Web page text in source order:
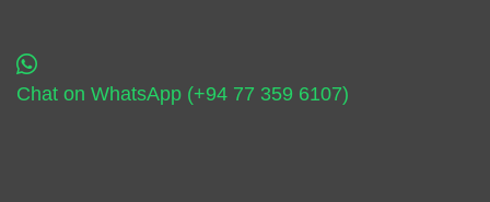
Chat on WhatsApp (+94 77 359 6107)